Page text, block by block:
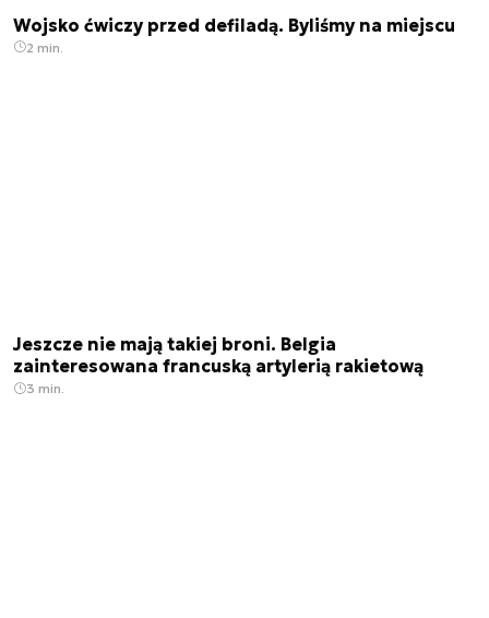
Wojsko ćwiczy przed defiladą. Byliśmy na miejscu
2 min.
Jeszcze nie mają takiej broni. Belgia
zainteresowana francuską artylerią rakietową
3 min.